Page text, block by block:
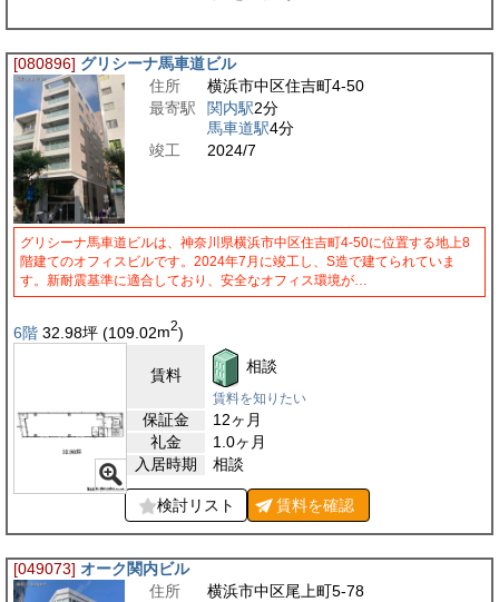
[080896] グリシーナ馬車道ビル
住所
横浜市中区住吉町4-50
最寄駅
関内駅2分
馬車道駅4分
竣工
2024/7
グリシーナ馬車道ビルは、神奈川県横浜市中区住吉町4-50に位置する地上8
階建てのオフィスビルです。2024年7月に竣工し、S造で建てられていま
す。新耐震基準に適合しており、安全なオフィス環境が…
6階 32.98坪 (109.02m2)
賃料 相談
賃料を知りたい
保証金
12ヶ月
礼金
1.0ヶ月
入居時期
相談
検討リスト 賃料を確認
[049073] オーク関内ビル
住所
横浜市中区尾上町5-78